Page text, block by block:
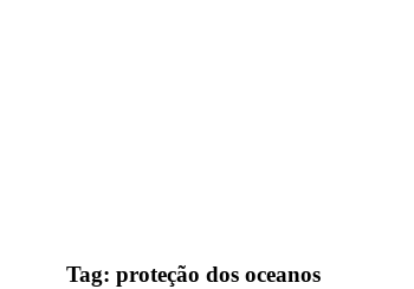
Tag: proteção dos oceanos